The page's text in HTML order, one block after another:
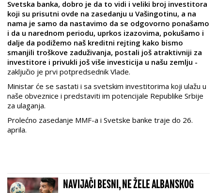
Svetska banka, dobro je da to vidi i veliki broj investitora
koji su prisutni ovde na zasedanju u Vašingotinu, a na
nama je samo da nastavimo da se odgovorno ponašamo
i da u narednom periodu, uprkos izazovima, pokušamo i
dalje da podižemo naš kreditni rejting kako bismo
smanjili troškove zaduživanja, postali još atraktivniji za
investitore i privukli još više investicija u našu zemlju -
zaključio je prvi potpredsednik Vlade.
Ministar će se sastati i sa svetskim investitorima koji ulažu u
naše obveznice i predstaviti im potencijale Republike Srbije
za ulaganja.
Prolećno zasedanje MMF-a i Svetske banke traje do 26.
aprila.
NAVIJAČI BESNI, NE ŽELE ALBANSKOG